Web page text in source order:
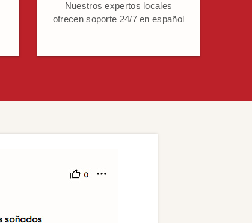
Nuestros expertos locales
ofrecen soporte 24/7 en español